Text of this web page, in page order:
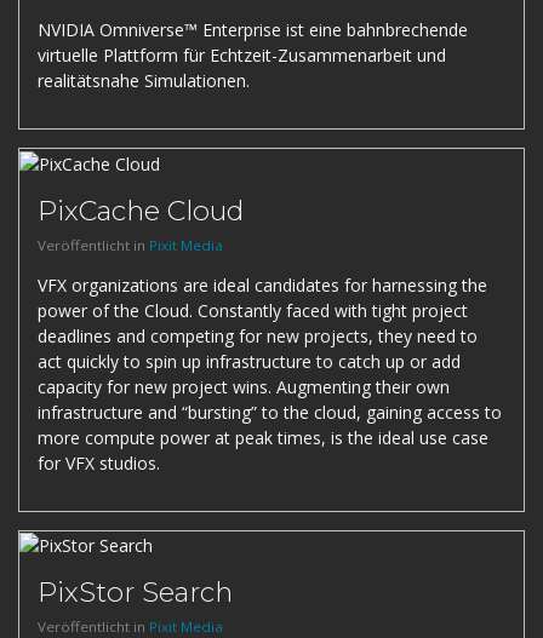
NVIDIA Omniverse™ Enterprise ist eine bahnbrechende
virtuelle Plattform für Echtzeit-Zusammenarbeit und
realitätsnahe Simulationen.
PixCache Cloud
Veröffentlicht in Pixit Media
VFX organizations are ideal candidates for harnessing the
power of the Cloud. Constantly faced with tight project
deadlines and competing for new projects, they need to
act quickly to spin up infrastructure to catch up or add
capacity for new project wins. Augmenting their own
infrastructure and “bursting” to the cloud, gaining access to
more compute power at peak times, is the ideal use case
for VFX studios.
PixStor Search
Veröffentlicht in Pixit Media